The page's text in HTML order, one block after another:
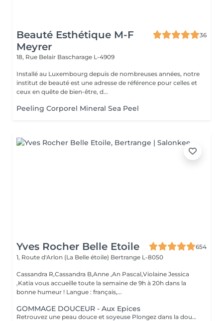
Beauté Esthétique M-F
Meyrer
36
18, Rue Belair Bascharage L-4909
Installé au Luxembourg depuis de nombreuses années, notre
institut de beauté est une adresse de référence pour celles et
ceux en quête de bien-être, d...
Peeling Corporel Mineral Sea Peel
Yves Rocher Belle Etoile
654
1, Route d'Arlon (La Belle étoile) Bertrange L-8050
Cassandra R,Cassandra B,Anne ,An Pascal,Violaine Jessica
,Katia vous accueille toute la semaine de 9h à 20h dans la
bonne humeur ! Langue : français,...
GOMMAGE DOUCEUR - Aux Epices
Retrouvez une peau douce et soyeuse Plongez dans la douceur tropicale dIndonésie à travers les notes épicées des huiles essentielles de Girofle et de Muscade. Ce gommage aux effluves chauds et naturels vous transporte tout en exfoliant délicatement votre peau : elle est douce, lumineuse et satinée.